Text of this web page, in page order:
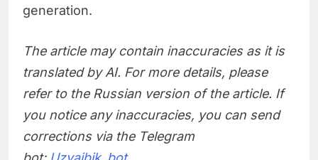
generation.
The article may contain inaccuracies as it is
translated by AI. For more details, please
refer to the Russian version of the article. If
you notice any inaccuracies, you can send
corrections via the Telegram